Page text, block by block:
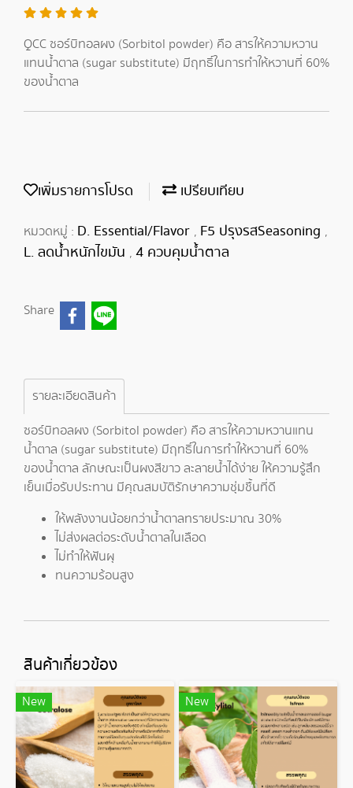
QCC ซอร์บิทอลผง (Sorbitol powder) คือ สารให้ความหวาน
แทนน้ำตาล (sugar substitute) มีฤทธิ์ในการทำให้หวานที่ 60%
ของน้ำตาล
เพิ่มรายการโปรด เปรียบเทียบ
หมวดหมู่ : D. Essential/Flavor , F5 ปรุงรสSeasoning ,
L. ลดน้ำหนักไขมัน , 4 ควบคุมน้ำตาล
Share
รายละเอียดสินค้า
ซอร์บิทอลผง (Sorbitol powder) คือ สารให้ความหวานแทน
น้ำตาล (sugar substitute) มีฤทธิ์ในการทำให้หวานที่ 60%
ของน้ำตาล ลักษณะเป็นผงสีขาว ละลายน้ำได้ง่าย ให้ความรู้สึก
เย็นเมื่อรับประทาน มีคุณสมบัติรักษาความชุ่มชื้นที่ดี
ให้พลังงานน้อยกว่าน้ำตาลทรายประมาณ 30%
ไม่ส่งผลต่อระดับน้ำตาลในเลือด
ไม่ทำให้ฟันผุ
ทนความร้อนสูง
สินค้าเกี่ยวข้อง
New New